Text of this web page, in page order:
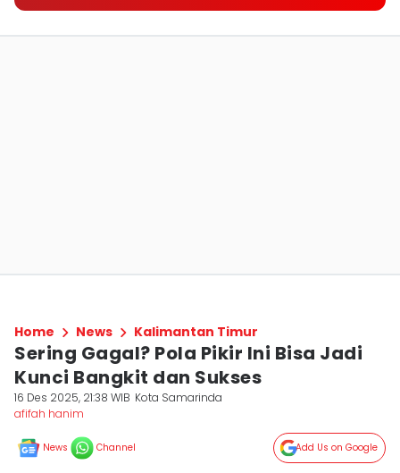
Home News Kalimantan Timur
Sering Gagal? Pola Pikir Ini Bisa Jadi
Kunci Bangkit dan Sukses
16 Des 2025, 21:38 WIB Kota Samarinda
afifah hanim
News Channel Add Us on Google